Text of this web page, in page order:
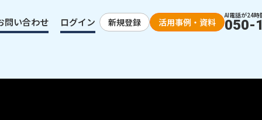
問い合わせ ログイン 新規登録 活用事例・資料
AI電話が24
050-